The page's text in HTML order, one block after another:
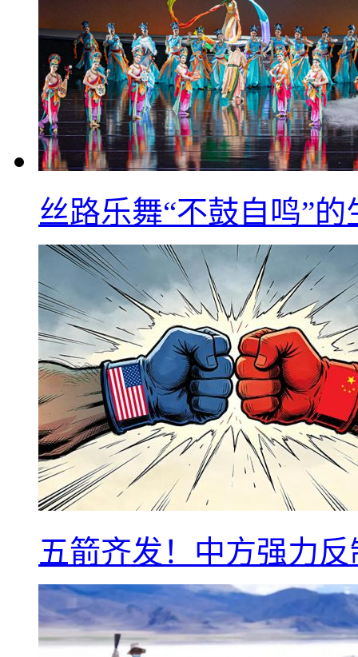
丝路乐舞“不鼓自鸣”
五箭齐发！中方强力